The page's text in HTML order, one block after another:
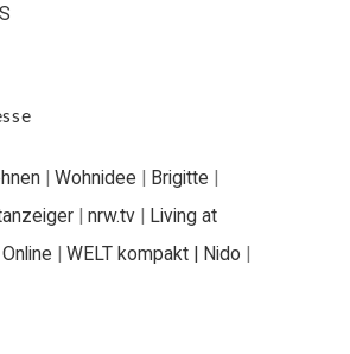
| Wohnidee | Brigitte |
| nrw.tv | Living at
| WELT kompakt | Nido |